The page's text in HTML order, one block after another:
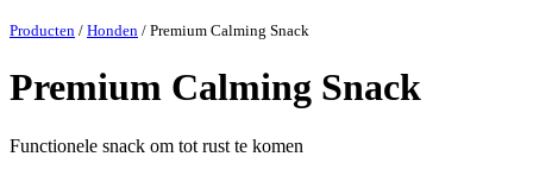
Producten / Honden / Premium Calming Snack
Premium Calming Snack
Functionele snack om tot rust te komen